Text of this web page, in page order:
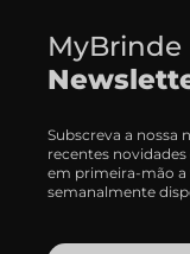
MyBrinde
Subscreva a nossa
recentes novidades
em primeira-mão a
semanalmente